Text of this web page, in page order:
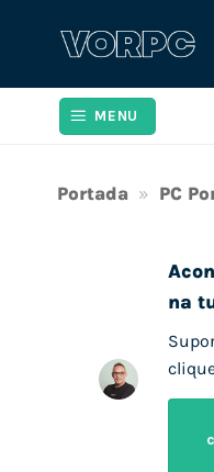
MENU
Portada » PC
na